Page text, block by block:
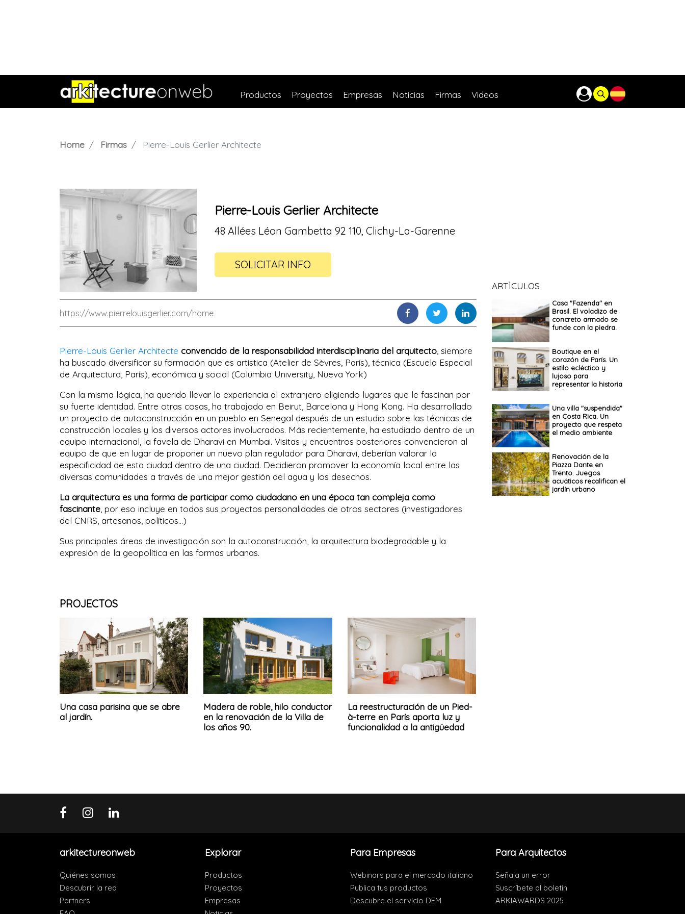
Productos Proyectos Empresas Noticias Firmas Videos
Home Firmas Pierre-Louis Gerlier Architecte
Pierre-Louis Gerlier Architecte
48 Allées Léon Gambetta 92 110, Clichy-La-Garenne
SOLICITAR INFO
https://www.pierrelouisgerlier.com/home
Pierre-Louis Gerlier Architecte convencido de la responsabilidad interdisciplinaria del arquitecto , siempre
ha buscado diversificar su formación que es artística (Atelier de Sèvres, París), técnica (Escuela Especial
de Arquitectura, París), económica y social (Columbia University, Nueva York)
Con la misma lógica, ha querido llevar la experiencia al extranjero eligiendo lugares que le fascinan por
su fuerte identidad. Entre otras cosas, ha trabajado en Beirut, Barcelona y Hong Kong. Ha desarrollado
un proyecto de autoconstrucción en un pueblo en Senegal después de un estudio sobre las técnicas de
construcción locales y los diversos actores involucrados. Más recientemente, ha estudiado dentro de un
equipo internacional, la favela de Dharavi en Mumbai. Visitas y encuentros posteriores convencieron al
equipo de que en lugar de proponer un nuevo plan regulador para Dharavi, deberían valorar la
especificidad de esta ciudad dentro de una ciudad. Decidieron promover la economía local entre las
diversas comunidades a través de una mejor gestión del agua y los desechos.
La arquitectura es una forma de participar como ciudadano en una época tan compleja como
fascinante , por eso incluye en todos sus proyectos personalidades de otros sectores (investigadores
del CNRS, artesanos, políticos...)
Sus principales áreas de investigación son la autoconstrucción, la arquitectura biodegradable y la
expresión de la geopolítica en las formas urbanas.
PROJECTOS
Una casa parisina que se abre
al jardín.
Madera de roble, hilo conductor
en la renovación de la Villa de
los años 90.
La reestructuración de un Pied-
à-terre en París aporta luz y
funcionalidad a la antigüedad
ARTÌCULOS
Casa "Fazenda" en
Brasil. El voladizo de
concreto armado se
funde con la piedra.
Boutique en el
corazón de París. Un
estilo ecléctico y
lujoso para
representar la historia
de la marca
Una villa "suspendida"
en Costa Rica. Un
proyecto que respeta
el medio ambiente
Renovación de la
Piazza Dante en
Trento. Juegos
acuáticos recalifican el
jardín urbano
arkitectureonweb
Quiénes somos
Descubrir la red
Partners
Explorar
Productos
Proyectos
Empresas
Para Empresas
Webinars para el mercado italiano
Publica tus productos
Descubre el servicio DEM
Para Arquitectos
Señala un error
Suscríbete al boletín
ARKIAWARDS 2025